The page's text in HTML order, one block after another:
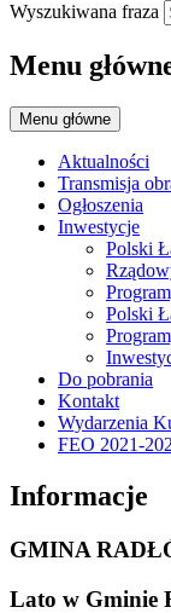
Wyszukiwana fraza
Menu
Menu główne
Aktualności
Transmisja
Ogłoszenia
Inwestycje
Polski
Polski
Do pobrania
Kontakt
Wydarzenia
FEO 2021-
Informacje
GMINA
Lato w Gminie